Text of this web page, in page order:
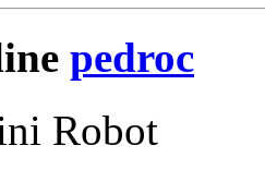
pedroc
Robot